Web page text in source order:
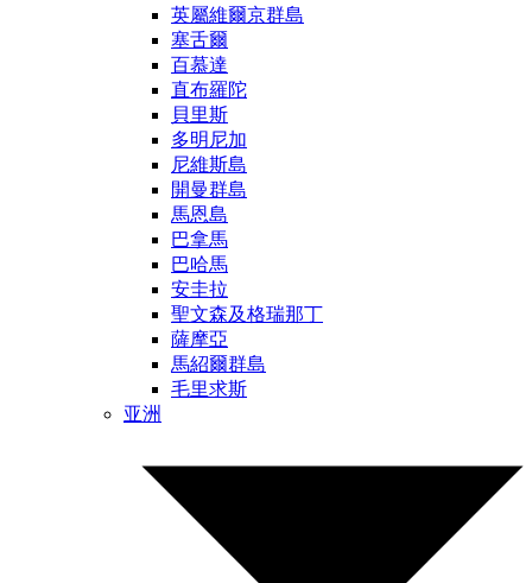
英屬維爾京群島
塞舌爾
百慕達
直布羅陀
貝里斯
多明尼加
尼維斯島
開曼群島
馬恩島
巴拿馬
巴哈馬
安圭拉
聖文森及格瑞那丁
薩摩亞
馬紹爾群島
毛里求斯
亚洲